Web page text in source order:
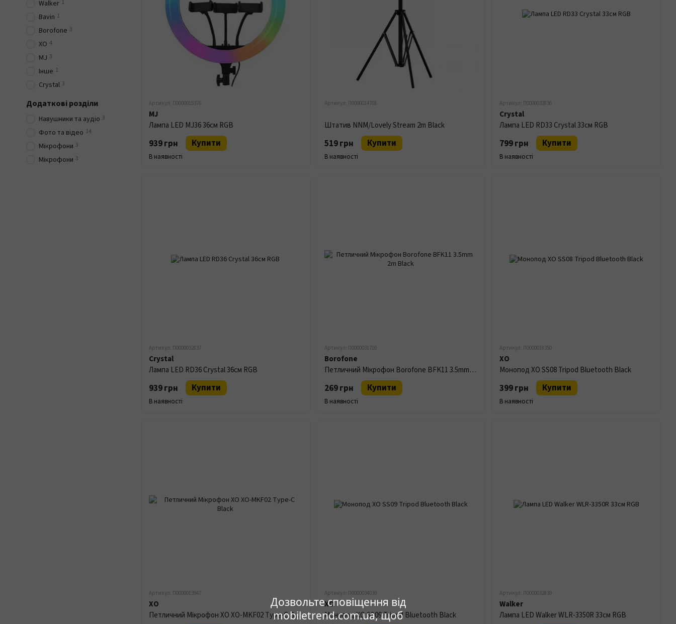
Дозвольте сповіщення від
mobiletrend.com.ua, щоб
Артикул: П0000015376
MJ
Лампа LED MJ36 36см RGB
939 грн Купити
В наявності
Артикул: П0000014788
Штатив NNM/Lovely Stream 2m Black
519 грн Купити
В наявності
Артикул: П0000032836
Crystal
Лампа LED RD33 Crystal 33см RGB
799 грн Купити
В наявності
Артикул: П0000032837
Crystal
Лампа LED RD36 Crystal 36см RGB
939 грн Купити
В наявності
Артикул: П0000031716
Borofone
Петличний Мікрофон Borofone BFK11 3.5mm 2m Black
269 грн Купити
В наявності
Артикул: П0000018350
XO
Монопод XO SS08 Tripod Bluetooth Black
399 грн Купити
В наявності
Артикул: П0000013947
XO
Петличний Мікрофон XO XO-MKF02 Type-C Black
Артикул: П0000034039
XO
Монопод XO SS09 Tripod Bluetooth Black
Артикул: П0000032839
Walker
Лампа LED Walker WLR-3350R 33см RGB
Walker 1
Bavin 1
Borofone 3
XO 4
MJ 3
Інше 1
Crystal 3
Додаткові розділи
Навушники та аудіо 3
Фото та відео 14
Мікрофони 3
Мікрофони 3